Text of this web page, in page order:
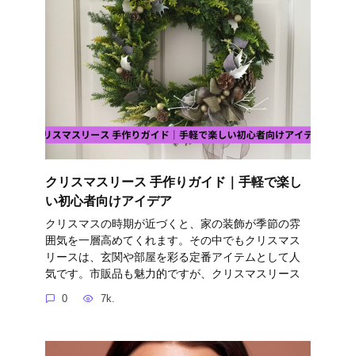
クリスマスリース 手作りガイド｜手軽で楽し
い初心者向けアイデア
クリスマスの時期が近づくと、家の装飾が季節の雰
囲気を一層高めてくれます。その中でもクリスマス
リースは、玄関や部屋を彩る定番アイテムとして人
気です。市販品も魅力的ですが、クリスマスリース
0 7k.